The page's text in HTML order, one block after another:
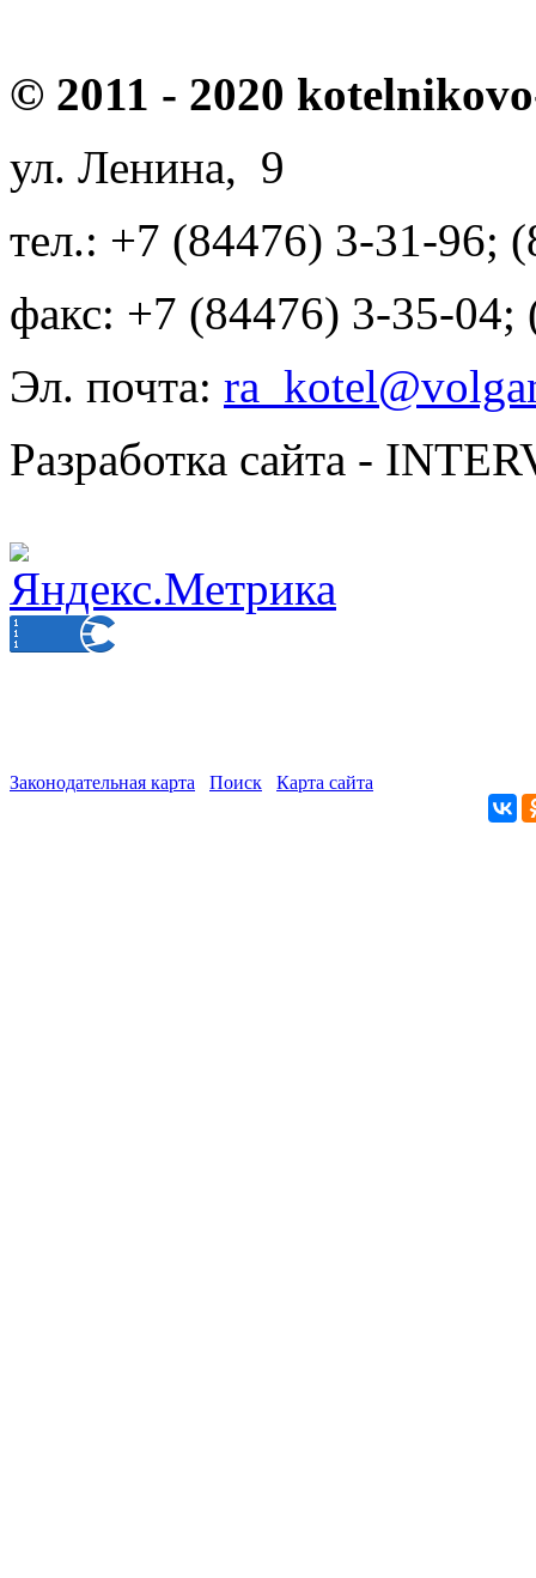
© 2011 - 2020
ул. Ленина, 9
тел.: +7 (84476) 3-31-96;
факс: +7 (84476) 3-35-04;
Эл. почта:
Разработка сайта -
Законодательная карта Поиск Карта сайта